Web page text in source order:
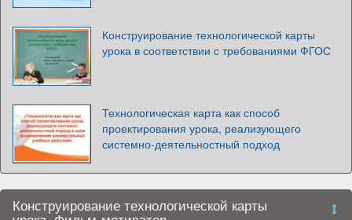
Конструирование технологической карты
урока в соответствии с требованиями ФГОС
Технологическая карта как способ
проектирования урока, реализующего
системно-деятельностный подход
Конструирование технологической карты